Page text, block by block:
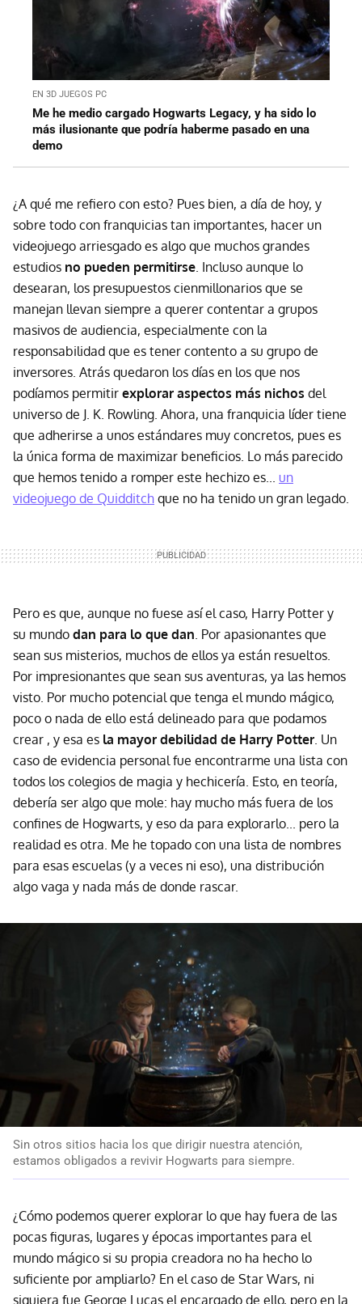
EN 3D JUEGOS PC
Me he medio cargado Hogwarts Legacy, y ha sido lo
más ilusionante que podría haberme pasado en una
demo
¿A qué me refiero con esto? Pues bien, a día de hoy, y
sobre todo con franquicias tan importantes, hacer un
videojuego arriesgado es algo que muchos grandes
estudios no pueden permitirse . Incluso aunque lo
desearan, los presupuestos cienmillonarios que se
manejan llevan siempre a querer contentar a grupos
masivos de audiencia, especialmente con la
responsabilidad que es tener contento a su grupo de
inversores. Atrás quedaron los días en los que nos
podíamos permitir explorar aspectos más nichos del
universo de J. K. Rowling. Ahora, una franquicia líder tiene
que adherirse a unos estándares muy concretos, pues es
la única forma de maximizar beneficios. Lo más parecido
que hemos tenido a romper este hechizo es... un
videojuego de Quidditch que no ha tenido un gran legado.
Pero es que, aunque no fuese así el caso, Harry Potter y
su mundo dan para lo que dan . Por apasionantes que
sean sus misterios, muchos de ellos ya están resueltos.
Por impresionantes que sean sus aventuras, ya las hemos
visto. Por mucho potencial que tenga el mundo mágico,
poco o nada de ello está delineado para que podamos
crear , y esa es la mayor debilidad de Harry Potter . Un
caso de evidencia personal fue encontrarme una lista con
todos los colegios de magia y hechicería. Esto, en teoría,
debería ser algo que mole: hay mucho más fuera de los
confines de Hogwarts, y eso da para explorarlo... pero la
realidad es otra. Me he topado con una lista de nombres
para esas escuelas (y a veces ni eso), una distribución
algo vaga y nada más de donde rascar.
Sin otros sitios hacia los que dirigir nuestra atención,
estamos obligados a revivir Hogwarts para siempre.
¿Cómo podemos querer explorar lo que hay fuera de las
pocas figuras, lugares y épocas importantes para el
mundo mágico si su propia creadora no ha hecho lo
suficiente por ampliarlo? En el caso de Star Wars, ni
siquiera fue George Lucas el encargado de ello, pero en la